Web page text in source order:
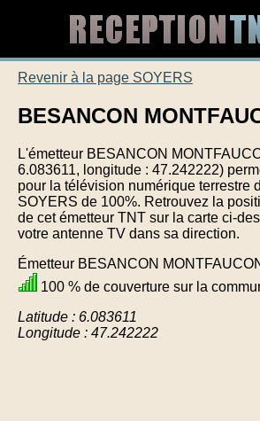
Revenir à la page SOYERS
BESANCON
L'émetteur BESANCON
6.083611, longitude : 47.242222)
pour la télévision numérique terrestre
SOYERS de 100%. Retrouvez la
de cet émetteur TNT sur la carte ci-
votre antenne TV dans sa direction.
Émetteur BESANCON
100 % de couverture sur la
Latitude : 6.083611
Longitude : 47.242222